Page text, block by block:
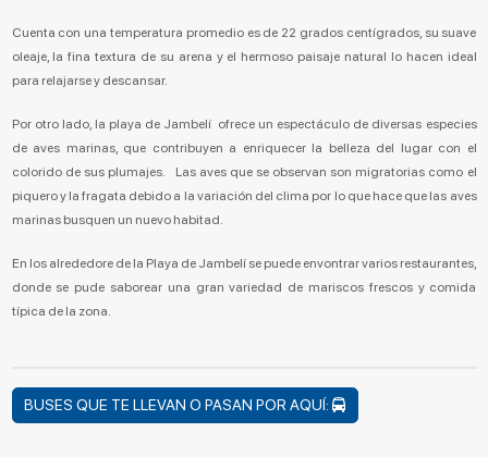
Cuenta con una temperatura promedio es de 22 grados centígrados, su suave
oleaje, la fina textura de su arena y el hermoso paisaje natural lo hacen ideal
para relajarse y descansar.
Por otro lado, la playa de Jambelí ofrece un espectáculo de diversas especies
de aves marinas, que contribuyen a enriquecer la belleza del lugar con el
colorido de sus plumajes. Las aves que se observan son migratorias como el
piquero y la fragata debido a la variación del clima por lo que hace que las aves
marinas busquen un nuevo habitad.
En los alrededore de la Playa de Jambelí se puede envontrar varios restaurantes,
donde se pude saborear una gran variedad de mariscos frescos y comida
típica de la zona.
BUSES QUE TE LLEVAN O PASAN POR AQUÍ: